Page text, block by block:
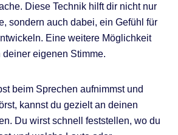
Diese Technik hilft dir nicht nur
sondern auch dabei, ein Gefühl für
Eine weitere Möglichkeit
deiner eigenen Stimme.
beim Sprechen aufnimmst und
kannst du gezielt an deinen
Du wirst schnell feststellen, wo du